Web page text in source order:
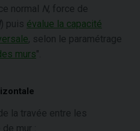
normal N, force de
) puis évalue la capacité
, selon le paramétrage
murs".
la travée entre les
mur :